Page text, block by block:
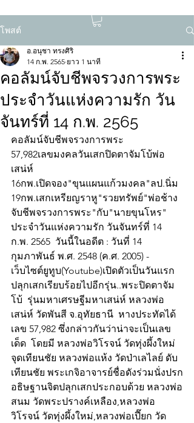
โพสต์
คอลัมน์จับชีพจรวงการพระ
ประจำวันแห่งความรัก วัน
จันทร์ที่ 14 ก.พ. 2565
อ.อนุชา ทรงศิริ
14 ก.พ. 2565 ยาว 1 นาที
คอลัมน์จับชีพจรวงการพระ
57,982เลขมงคลวันเสกปิดตาจัมโบ้พ่อ
เสน่ห์
16กพ.เปิดจอง"ขุนแผนแก้วมงคล"ลป.นิ่ม
19กพ.เสกเหรียญราหู"รวยทรัพย์"พ่อช้าง
จับชีพจรวงการพระ"กับ"นายขุนโหร"
ประจำวันแห่งความรัก วันจันทร์ที่ 14
ก.พ. 2565  วันนี้ในอดีต : วันที่ 14
กุมภาพันธ์ พ.ศ. 2548 (ค.ศ. 2005) -
เว็บไซต์ยูทูบ(Youtube)เปิดตัวเป็นวันแรก
ปลุกเสกเรียบร้อยไปอีกรุ่น..พระปิดตาจัม
โบ้  รุ่นมหาเศรษฐีมหาเสน่ห์ หลวงพ่อ
เสน่ห์ วัดพันสี จ.อุทัยธานี  หางประทัดได้
เลข 57,982 ซึ่งกล่าวกันว่าน่าจะเป็นเลข
เด็ด  โดยมี หลวงพ่อวิโรจน์ วัดทุ่งผึ้งใหม่
จุดเทียนชัย หลวงพ่อแห้ง วัดป่าเลไลย์ ดับ
เทียนชัย พระเกจิอาจารย์ชื่อดังร่วมนั่งปรก
อธิษฐานจิตปลุกเสกประกอบด้วย หลวงพ่อ
สนม วัดพระปรางค์เหลือง,หลวงพ่อ
วิโรจน์ วัดทุ่งผึ้งใหม่,หลวงพ่อเปี๊ยก วัด